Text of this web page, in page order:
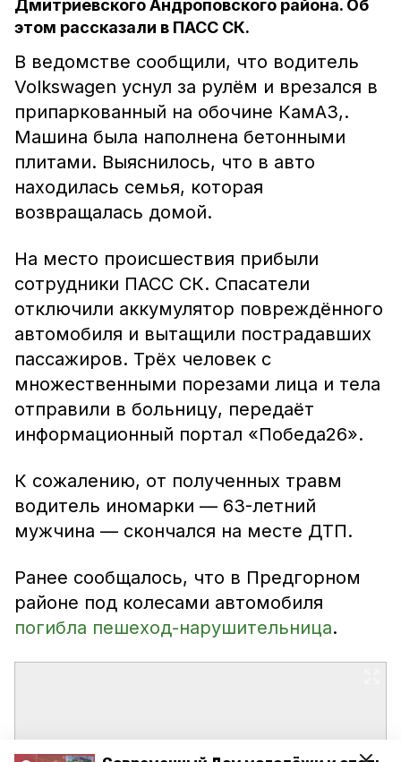
Дмитриевского Андроповского района. Об
этом рассказали в ПАСС СК.
В ведомстве сообщили, что водитель
Volkswagen уснул за рулём и врезался в
припаркованный на обочине КамАЗ,.
Машина была наполнена бетонными
плитами. Выяснилось, что в авто
находилась семья, которая
возвращалась домой.
На место происшествия прибыли
сотрудники ПАСС СК. Спасатели
отключили аккумулятор повреждённого
автомобиля и вытащили пострадавших
пассажиров. Трёх человек с
множественными порезами лица и тела
отправили в больницу, передаёт
информационный портал «Победа26».
К сожалению, от полученных травм
водитель иномарки — 63-летний
мужчина — скончался на месте ДТП.
Ранее сообщалось, что в Предгорном
районе под колесами автомобиля
погибла пешеход-нарушительница.